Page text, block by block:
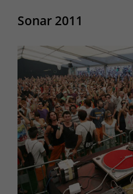
Sonar 2011